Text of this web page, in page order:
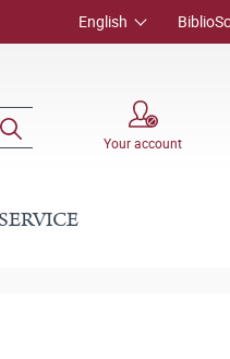
English
Your account
SERVICE